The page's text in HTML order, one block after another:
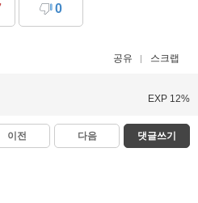
0
공유 스크랩
EXP 12%
이전 다음 댓글쓰기